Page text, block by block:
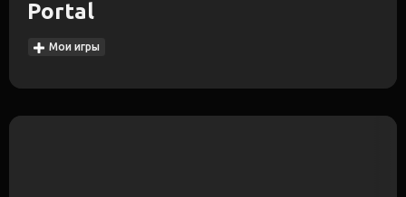
Portal
Мои игры